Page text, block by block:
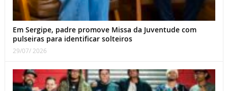
Em Sergipe, padre promove Missa da Juventude com
pulseiras para identificar solteiros
29/07/ 2026